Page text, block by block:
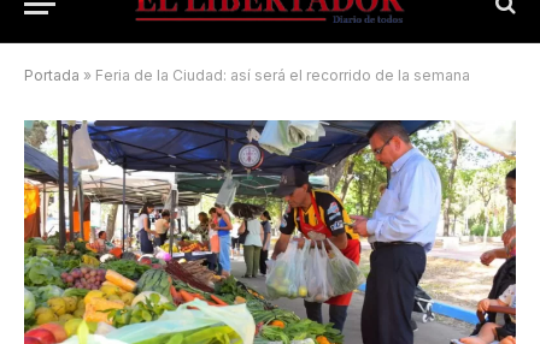
Portada » Feria de la Ciudad: así será el recorrido de la semana